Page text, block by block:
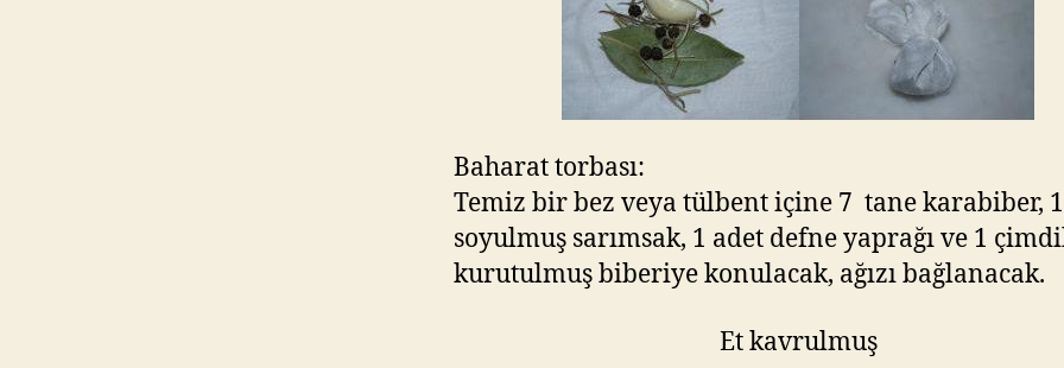
Baharat torbası:
Temiz bir bez veya tülbent içine 7 tane karabiber,
soyulmuş sarımsak, 1 adet defne yaprağı ve 1
kurutulmuş biberiye konulacak, ağızı bağlanacak.
Et kavrulmuş